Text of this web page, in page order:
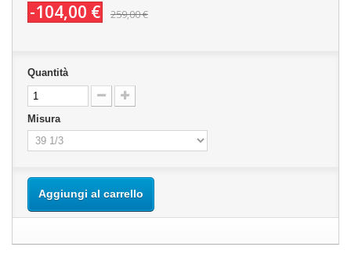
-104,00 € 259,00 €
Quantità
Misura
Aggiungi al carrello